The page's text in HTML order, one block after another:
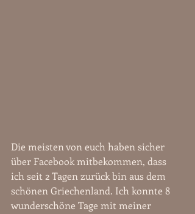
Die meisten von euch haben sicher
über Facebook mitbekommen, dass
ich seit 2 Tagen zurück bin aus dem
schönen Griechenland. Ich konnte 8
wunderschöne Tage mit meiner